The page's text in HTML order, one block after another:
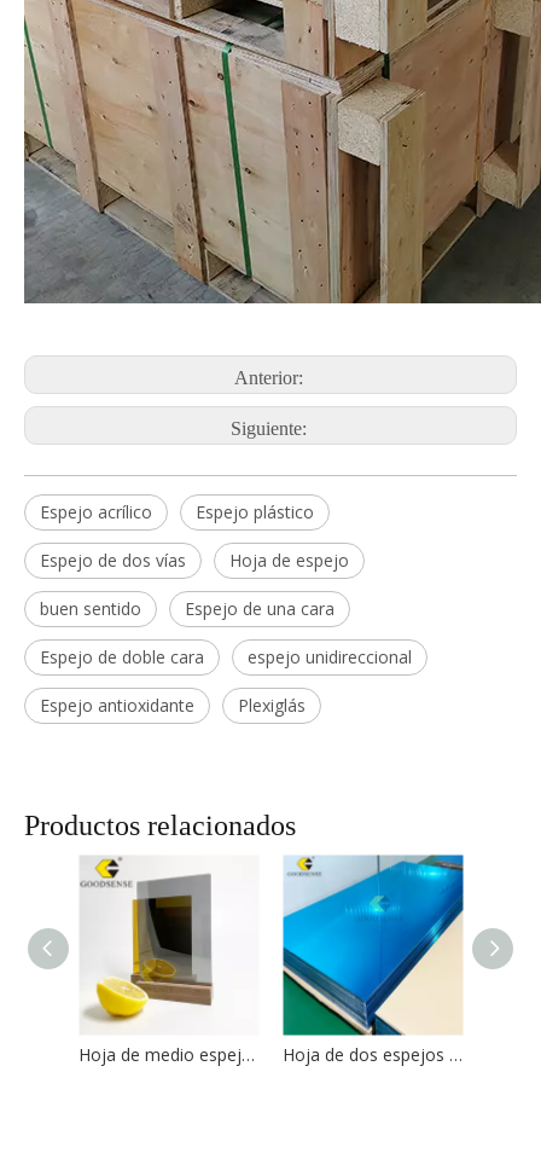
Anterior:
Siguiente:
Espejo acrílico Espejo plástico
Espejo de dos vías Hoja de espejo
buen sentido Espejo de una cara
Espejo de doble cara espejo unidireccional
Espejo antioxidante Plexiglás
Productos relacionados
Hoja de medio espejo Goodsense Hoja de dos espejos Goodsense